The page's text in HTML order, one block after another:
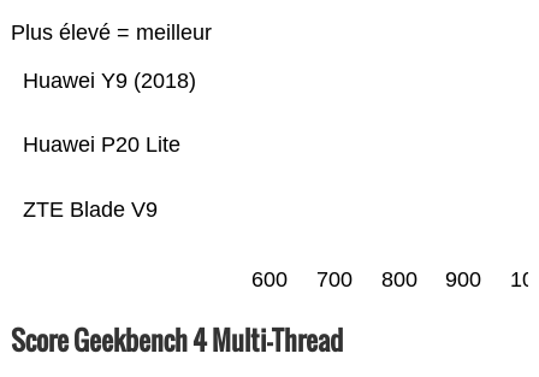
Plus élevé = meilleur
ZTE Blade V9
Huawei P20 Lite
Huawei Y9 (2018)
600 700 800 900
Score Geekbench 4 Multi-Thread